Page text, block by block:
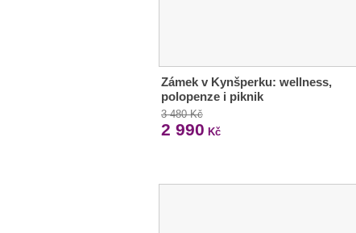
Zámek v Kynšperku: wellness,
polopenze i piknik
3 480 Kč
2 990 Kč